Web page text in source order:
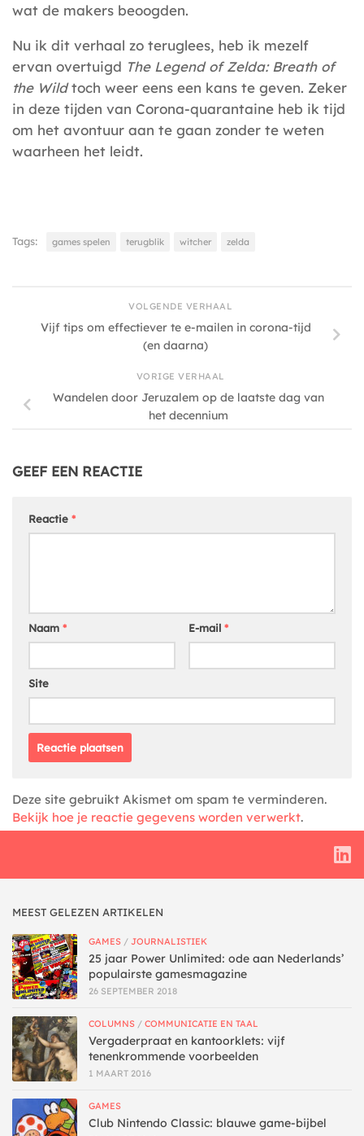
wat de makers beoogden.
Nu ik dit verhaal zo teruglees, heb ik mezelf
ervan overtuigd The Legend of Zelda: Breath of
the Wildtoch weer eens een kans te geven. Zeker
in deze tijden van Corona-quarantaine heb ik tijd
om het avontuur aan te gaan zonder te weten
waarheen het leidt.
Tags: games spelen terugblik witcher zelda
VOLGENDE VERHAAL
Vijf tips om effectiever te e-mailen in corona-tijd
(en daarna)
VORIGE VERHAAL
Wandelen door Jeruzalem op de laatste dag van
het decennium
GEEF EEN REACTIE
Reactie *
Naam * E-mail *
Site
Deze site gebruikt Akismet om spam te verminderen.
Bekijk hoe je reactie gegevens worden verwerkt.
MEEST GELEZEN ARTIKELEN
GAMES / JOURNALISTIEK
25 jaar Power Unlimited: ode aan Nederlands’
populairste gamesmagazine
26 SEPTEMBER 2018
COLUMNS / COMMUNICATIE EN TAAL
Vergaderpraat en kantoorklets: vijf
tenenkrommende voorbeelden
1 MAART 2016
GAMES
Club Nintendo Classic: blauwe game-bijbel